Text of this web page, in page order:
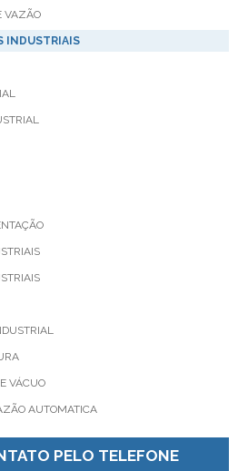
VAZÃO
INDUSTRIAIS
VÁCUO
AUTOMATICA
VAZÃO PELO TELEFONE